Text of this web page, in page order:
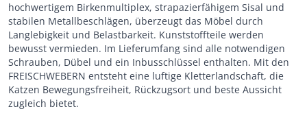
hochwertigem Birkenmultiplex, strapazierfähigem Sisal und
stabilen Metallbeschlägen, überzeugt das Möbel durch
Langlebigkeit und Belastbarkeit. Kunststoffteile werden
bewusst vermieden. Im Lieferumfang sind alle notwendigen
Schrauben, Dübel und ein Inbusschlüssel enthalten. Mit den
FREISCHWEBERN entsteht eine luftige Kletterlandschaft, die
Katzen Bewegungsfreiheit, Rückzugsort und beste Aussicht
zugleich bietet.